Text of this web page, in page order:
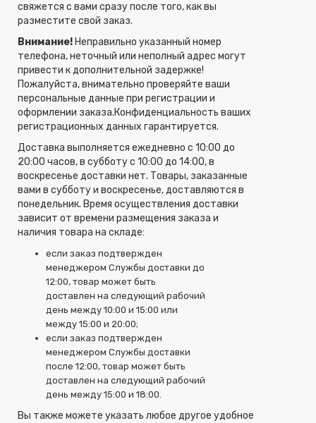
свяжется с вами сразу после того, как вы
разместите свой заказ.
Внимание! Неправильно указанный номер
телефона, неточный или неполный адрес могут
привести к дополнительной задержке!
Пожалуйста, внимательно проверяйте ваши
персональные данные при регистрации и
оформлении заказа.Конфиденциальность ваших
регистрационных данных гарантируется.
Доставка выполняется ежедневно с 10:00 до
20:00 часов, в субботу с 10:00 до 14:00, в
воскресенье доставки нет. Товары, заказанные
вами в субботу и воскресенье, доставляются в
понедельник. Время осуществления доставки
зависит от времени размещения заказа и
наличия товара на складе:
если заказ подтвержден
менеджером Службы доставки до
12:00, товар может быть
доставлен на следующий рабочий
день между 10:00 и 15:00 или
между 15:00 и 20:00;
если заказ подтвержден
менеджером Службы доставки
после 12:00, товар может быть
доставлен на следующий рабочий
день между 15:00 и 18:00.
Вы также можете указать любое другое удобное